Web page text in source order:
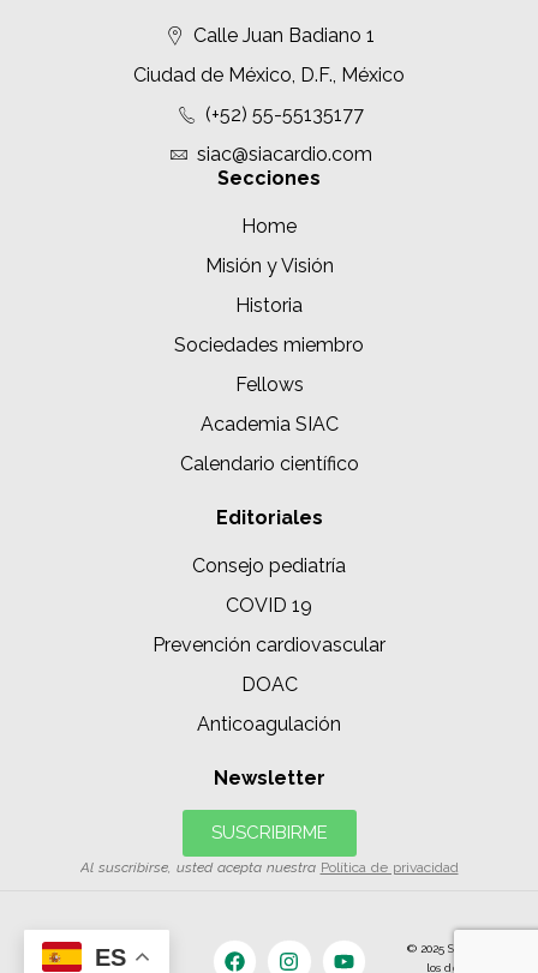
Calle Juan Badiano 1
Ciudad de México, D.F., México
(+52) 55-55135177
siac@siacardio.com
Secciones
Home
Misión y Visión
Historia
Sociedades miembro
Fellows
Academia SIAC
Calendario científico
Editoriales
Consejo pediatría
COVID 19
Prevención cardiovascular
DOAC
Anticoagulación
Newsletter
SUSCRIBIRME
Al suscribirse, usted acepta nuestra Política de privacidad
© 2025 SIAC | Todos
los derechos
ES